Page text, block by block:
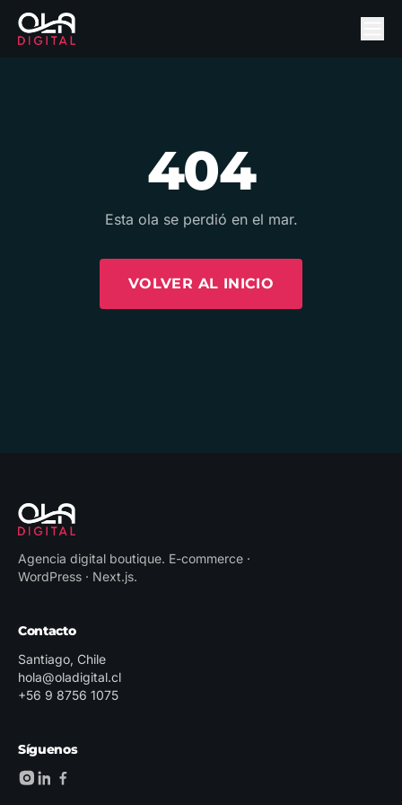
404
Esta ola se perdió en el mar.
VOLVER AL INICIO
Agencia digital boutique. E-commerce ·
WordPress · Next.js.
Contacto
Santiago, Chile
hola@oladigital.cl
+56 9 8756 1075
Síguenos